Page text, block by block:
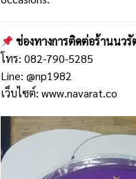
ช่องทางการติดต่อร้านนว
โทร: 082-790-5285
Line: @np1982
เว็บไซต์: www.navarat.co